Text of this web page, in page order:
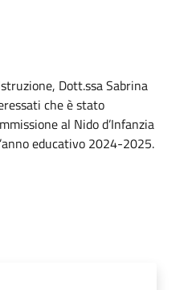
Dott.ssa Sabrina
che è stato
al Nido d’Infanzia
educativo 2024-2025.